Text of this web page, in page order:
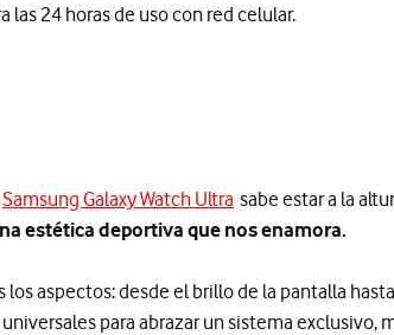
24 horas de uso con red celular.
Samsung Galaxy Watch Ultra sabe estar a la
estética deportiva que nos enamora.
aspectos: desde el brillo de la pantalla
para abrazar un sistema exclusivo,